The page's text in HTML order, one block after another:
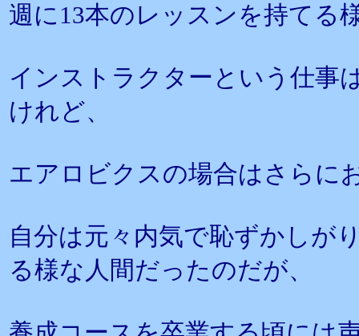
週に13本のレッスンを持てる
インストラクターという仕事
けれど、
エアロビクスの場合はさらに
自分は元々内気で恥ずかしが
る様な人間だったのだが、